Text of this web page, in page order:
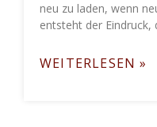
neu zu laden, wenn
entsteht der
WEITERLESEN »